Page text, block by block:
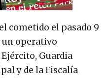
cometido el pasado 9
un operativo
Ejército, Guardia
y de la Fiscalía